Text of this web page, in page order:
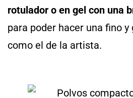
rotulador o en gel con una
para poder hacer una fino
como el de la artista.